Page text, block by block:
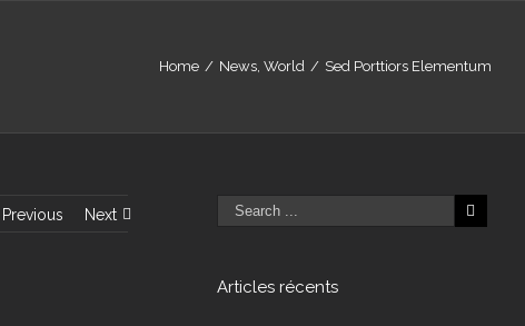
Home / News, World / Sed Porttiors Elementum
Previous Next
Articles récents